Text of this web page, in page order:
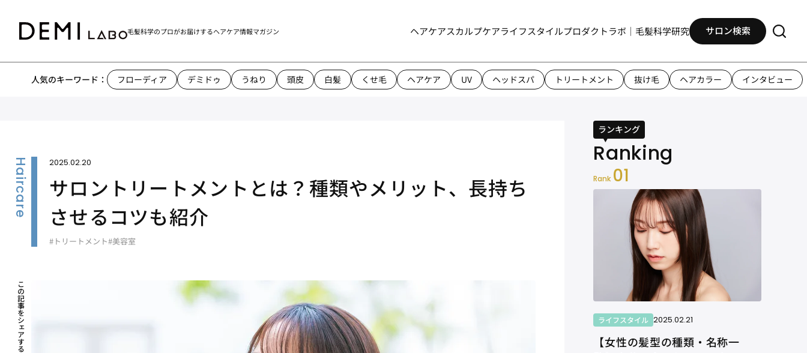
毛髪科学のプロがお届けするヘアケア情報マガジン ヘアケアスカルプケアライフスタイルプロダクトラボ｜毛髪科学研究 サロン検索
人気のキーワード： フローディア デミドゥ うねり 頭皮 白髪 くせ毛 ヘアケア UV ヘッドスパ トリートメント 抜け毛 ヘアカラー インタビュー
2025.02.20
サロントリートメントとは？種類やメリット、長持ち
させるコツも紹介
#トリートメント#美容室
この記事をシェアする
ランキング
Rank 01
ライフスタイル 2025.02.21
【女性の髪型の種類・名称一